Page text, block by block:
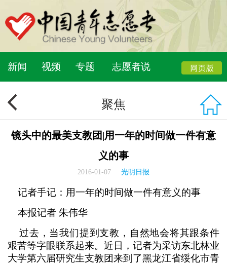
新闻 视频 专题 志愿者说
聚焦
镜头中的最美支教团|用一年的时间做一件有意
义的事
2016-01-07 光明日报
记者手记：用一年的时间做一件有意义的事
本报记者 朱伟华
过去，当我们提到支教，自然地会将其跟条件
艰苦等字眼联系起来。近日，记者为采访东北林业
大学第六届研究生支教团来到了黑龙江省绥化市青